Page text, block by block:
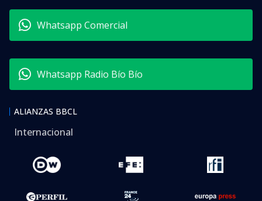
Whatsapp Comercial
Whatsapp Radio Bío Bío
ALIANZAS BBCL
Internacional